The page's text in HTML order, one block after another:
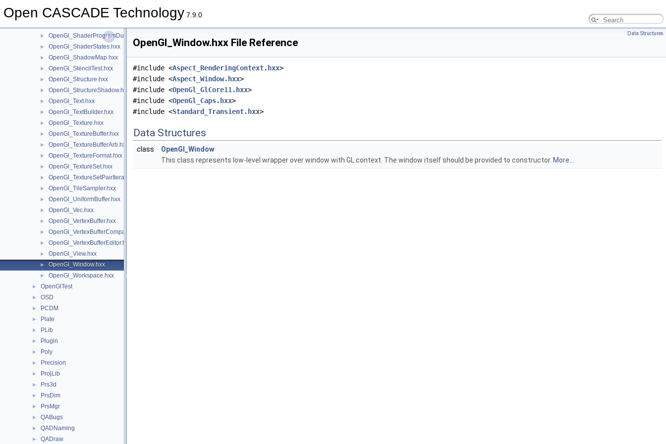
Open CASCADE Technology 7.9.0
► OpenGl_ShaderObject.hxx
► OpenGl_ShaderProgramDumpLevel.hxx
► OpenGl_ShaderStates.hxx
► OpenGl_ShadowMap.hxx
► OpenGl_StencilTest.hxx
► OpenGl_Structure.hxx
► OpenGl_StructureShadow.hxx
► OpenGl_Text.hxx
► OpenGl_TextBuilder.hxx
► OpenGl_Texture.hxx
► OpenGl_TextureBuffer.hxx
► OpenGl_TextureBufferArb.hxx
► OpenGl_TextureFormat.hxx
► OpenGl_TextureSet.hxx
► OpenGl_TextureSetPairIterator.hxx
► OpenGl_TileSampler.hxx
► OpenGl_UniformBuffer.hxx
► OpenGl_Vec.hxx
► OpenGl_VertexBuffer.hxx
► OpenGl_VertexBufferCompat.hxx
► OpenGl_VertexBufferEditor.hxx
► OpenGl_View.hxx
► OpenGl_Window.hxx
► OpenGl_Workspace.hxx
► OpenGlTest
► OSD
► PCDM
► Plate
► PLib
► Plugin
► Poly
► Precision
► ProjLib
► Prs3d
► PrsDim
► PrsMgr
► QABugs
► QADNaming
► QADraw
Data Structures
OpenGl_Window.hxx File Reference
#include <Aspect_RenderingContext.hxx>
#include <Aspect_Window.hxx>
#include <OpenGl_GlCore11.hxx>
#include <OpenGl_Caps.hxx>
#include <Standard_Transient.hxx>
Data Structures
class
OpenGl_Window
This class represents low-level wrapper over window with GL context. The window itself should be provided to constructor. More...